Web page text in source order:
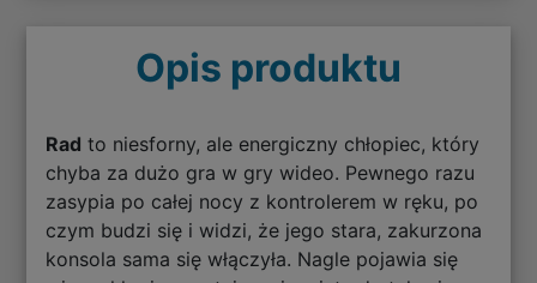
Opis produktu
Rad to niesforny, ale energiczny chłopiec, który
chyba za dużo gra w gry wideo. Pewnego razu
zasypia po całej nocy z kontrolerem w ręku, po
czym budzi się i widzi, że jego stara, zakurzona
konsola sama się włączyła. Nagle pojawia się